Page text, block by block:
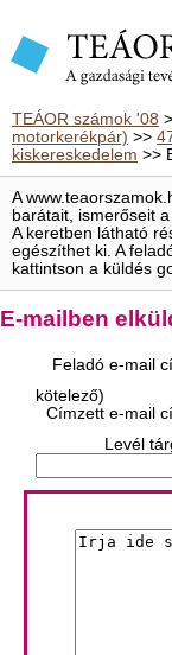
TEÁOR számok '08
motorkerékpár) >>
kiskereskedelem >>
A
barátait, ismerőseit
A keretben látható
egészíthet ki. A
kattintson a küldés
E-mailben
Feladó e-mail
kötelező)
Címzett e-mail
Levél